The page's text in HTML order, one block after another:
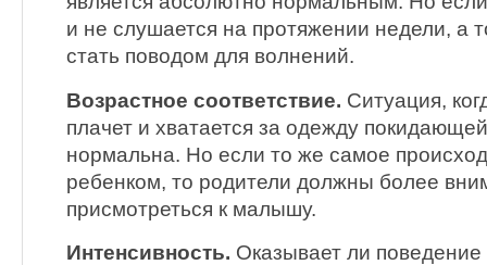
и не слушается на протяжении недели, а
стать поводом для волнений.
Возрастное соответствие. Ситуация,
плачет и хватается за одежду
нормальна. Но если то же самое
ребенком, то родители должны более
присмотреться к малышу.
Интенсивность. Оказывает ли поведение